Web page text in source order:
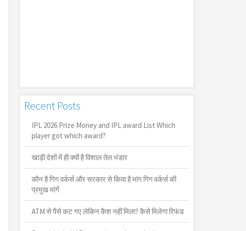
Recent Posts
IPL 2026 Prize Money and IPL award List Which
player got which award?
खाड़ी देशों में ही क्यों है व‍िशाल तेल भंडार
कौन है गिग वर्कर्स और सरकार से किया है मांग गिग वर्कर्स की
प्रमुख मांगें
ATM से पैसे कट गए लेकिन कैश नहीं मिला? कैसे मिलेगा रिफंड